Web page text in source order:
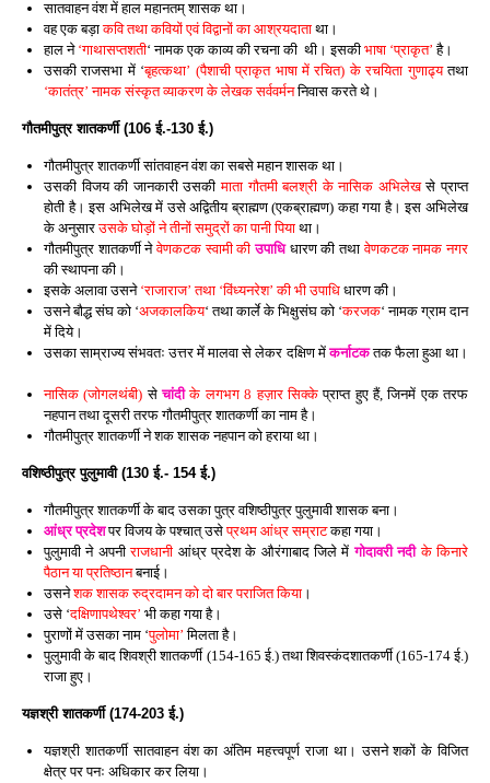
सातवाहन वंश में हाल महानतम् शासक था।
वह एक बड़ाकवि तथा कवियों एवं विद्वानों का आश्रयदाता था।
हाल ने ‘गाथासप्तशती‘ नामक एक काव्य की रचना की थी। इसकी भाषा ‘प्राकृत’ है।
उसकी राजसभा में ‘बृहत्कथा’ (पैशाची प्राकृत भाषा में रचित) के रचयिता गुणाढ्यतथा
‘कातंत्र’ नामक संस्कृत व्याकरण के लेखक सर्ववर्मननिवास करते थे।
गौतमीपुत्र शातकर्णी (106 ई.-130 ई.)
गौतमीपुत्र शातकर्णी सांतवाहन वंश का सबसे महान शासक था।
उसकी विजय की जानकारी उसकीमाता गौतमी बलश्री के नासिक अभिलेखसे प्राप्त
होती है। इस अभिलेख में उसे अद्वितीय ब्राह्मण (एकब्राह्मण) कहा गया है। इस अभिलेख
के अनुसारउसके घोड़ों ने तीनों समुद्रों का पानी पिया था।
गौतमीपुत्र शातकर्णी नेवेणकटक स्वामी कीउपाधिधारण की तथावेणकटक नामक नगर
की स्थापना की।
इसके अलावा उसने ‘राजाराज’ तथा ‘विंध्यनरेश’ की भी उपाधि धारण की।
उसने बौद्ध संघ को ‘अजकालकिय‘ तथा कार्ले के भिक्षुसंघ को ‘करजक‘ नामक ग्राम दान
में दिये।
उसका साम्राज्य संभवतः उत्तर में मालवा से लेकर दक्षिण मेंकर्नाटकतक फैला हुआ था।
नासिक (जोगलथंबी) सेचांदीके लगभग 8 हज़ार सिक्केप्राप्त हुए हैं, जिनमें एक तरफ
नहपान तथा दूसरी तरफ गौतमीपुत्र शातकर्णी का नाम है।
गौतमीपुत्र शातकर्णी ने शक शासक नहपान को हराया था।
वशिष्ठीपुत्र पुलुमावी (130 ई.- 154 ई.)
गौतमीपुत्र शातकर्णी के बाद उसका पुत्र वशिष्ठीपुत्र पुलुमावी शासक बना।
आंध्र प्रदेशपर विजय के पश्चात् उसेप्रथम आंध्र सम्राटकहा गया।
पुलुमावी ने अपनीराजधानी आंध्र प्रदेश के औरंगाबाद जिले मेंगोदावरी नदीके किनारे
पैठान या प्रतिष्ठानबनाई।
उसनेशक शासक रुद्रदामन को दो बार पराजित किया ।
उसे ‘दक्षिणापथेश्वर’ भी कहा गया है।
पुराणों में उसका नाम ‘पुलोमा’मिलता है।
पुलुमावी के बाद शिवश्री शातकर्णी (154-165 ई.) तथा शिवस्कंदशातकर्णी (165-174 ई.)
राजा हुए।
यज्ञश्री शातकर्णी (174-203 ई.)
यज्ञश्री शातकर्णी सातवाहन वंश का अंतिम महत्त्वपूर्ण राजा था। उसने शकों के विजित
क्षेत्र पर पनः अधिकार कर लिया।